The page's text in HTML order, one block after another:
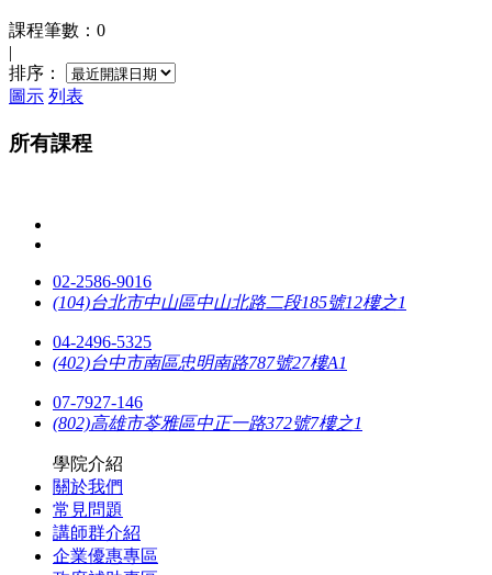
課程筆數：0
|
排序：
圖示 列表
所有課程
02-2586-9016
(104)台北市中山區中山北路二段185號12樓之1
04-2496-5325
(402)台中市南區忠明南路787號27樓A1
07-7927-146
(802)高雄市苓雅區中正一路372號7樓之1
學院介紹
關於我們
常見問題
講師群介紹
企業優惠專區